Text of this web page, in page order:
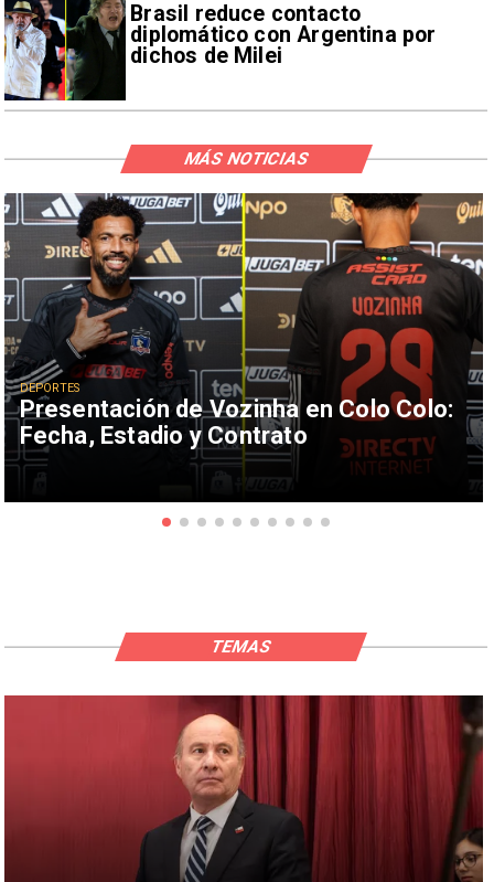
Brasil reduce contacto
diplomático con Argentina por
dichos de Milei
Presentación de Vozinha en Colo Colo:
Fecha, Estadio y Contrato
DEPORTES
MÁS NOTICIAS
TEMAS